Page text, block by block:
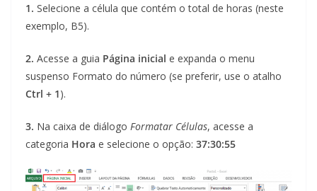
1. Selecione a célula que contém o total de horas (neste
exemplo, B5).
2. Acesse a guia Página inicial e expanda o menu
suspenso Formato do número (se preferir, use o atalho
Ctrl + 1).
3. Na caixa de diálogo Formatar Células, acesse a
categoria Hora e selecione o opção: 37:30:55